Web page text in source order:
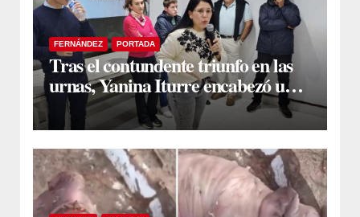
FERNÁNDEZ PORTADA
Tras el contundente triunfo en las
urnas, Yanina Iturre encabezó un
encuentro con vecinos y dirigentes
en Fernández